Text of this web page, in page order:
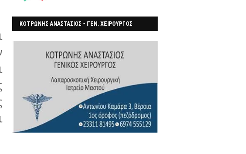
ΚΟΤΡΩΝΗΣ ΑΝΑΣΤΑΣΙΟΣ - ΓΕΝ. ΧΕΙΡΟΥΡΓΟΣ